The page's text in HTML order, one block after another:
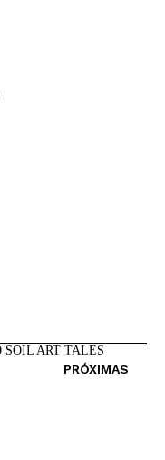
PRÓXIMAS